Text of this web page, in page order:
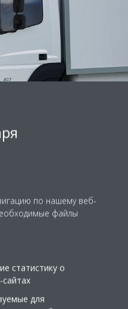
по нашему веб-
файлы
статистику о
для